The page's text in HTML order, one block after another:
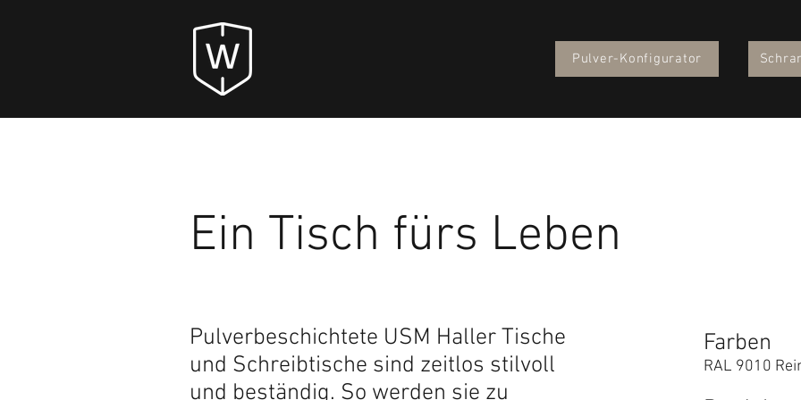
Pulver-Konfigurator
Ein Tisch fürs Leben
Pulverbeschichtete USM Haller Tische
und Schreibtische sind zeitlos stilvoll
und beständig. So werden sie zu
Farben
RAL 9010